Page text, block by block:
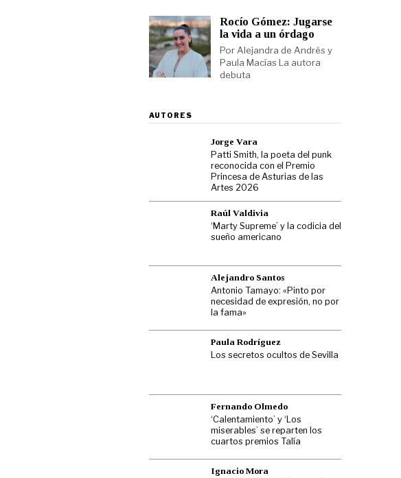
Rocío Gómez: Jugarse
la vida a un órdago
Por Alejandra de Andrés y
Paula Macías La autora
debuta
AUTORES
Jorge Vara
Patti Smith, la poeta del punk
reconocida con el Premio
Princesa de Asturias de las
Artes 2026
Raúl Valdivia
‘Marty Supreme’ y la codicia del
sueño americano
Alejandro Santos
Antonio Tamayo: «Pinto por
necesidad de expresión, no por
la fama»
Paula Rodríguez
Los secretos ocultos de Sevilla
Fernando Olmedo
‘Calentamiento’ y ‘Los
miserables’ se reparten los
cuartos premios Talía
Ignacio Mora